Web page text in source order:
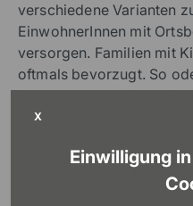
X
Einwilligung
verschiedene Varianten
EinwohnerInnen mit
versorgen. Familien mit
oftmals bevorzugt. So
Stadtverwaltung oder
Ihre Ansprechpartner.
Erkundigen Sie sich
Kriterien, die Sie erfüllen
Grundstückskauf infrage